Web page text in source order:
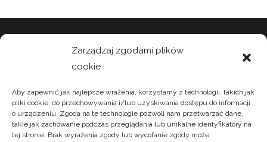
Zarządzaj zgodami plików
cookie
Aby zapewnić jak najlepsze wrażenia, korzystamy z technologii, takich jak
pliki cookie, do przechowywania i/lub uzyskiwania dostępu do informacji
o urządzeniu. Zgoda na te technologie pozwoli nam przetwarzać dane,
takie jak zachowanie podczas przeglądania lub unikalne identyfikatory na
tej stronie. Brak wyrażenia zgody lub wycofanie zgody może